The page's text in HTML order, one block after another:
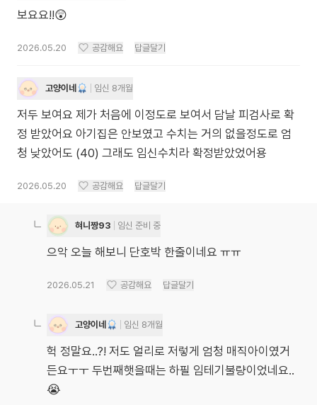
보요요!!😲
2026.05.20 공감해요 답글달기
고양이네 임신 8개월
저두 보여요 제가 처음에 이정도로 보여서 담날 피검사로 확
정 받았어요 아기집은 안보였고 수치는 거의 없을정도로 엄
2026.05.20 공감해요 답글달기
혀니짱93 임신 준비 중
으악 오늘 해보니 단호박 한줄이네요 ㅠㅠ
2026.05.21 공감해요 답글달기
고양이네 임신 8개월
헉 정말요..?! 저도 얼리로 저렇게 엄청 매직아이였거
든요ㅜㅜ 두번째햇을때는 하필 임테기불량이었네요..
😭